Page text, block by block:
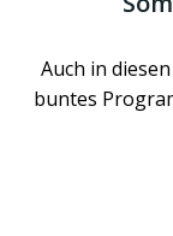
Auch in
buntes